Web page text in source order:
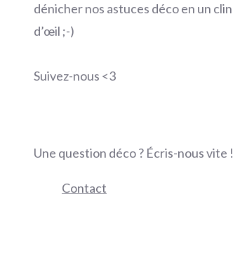
dénicher nos astuces déco en un clin
d’œil ;-)
Suivez-nous <3
Une question déco ? Écris-nous vite !
Contact